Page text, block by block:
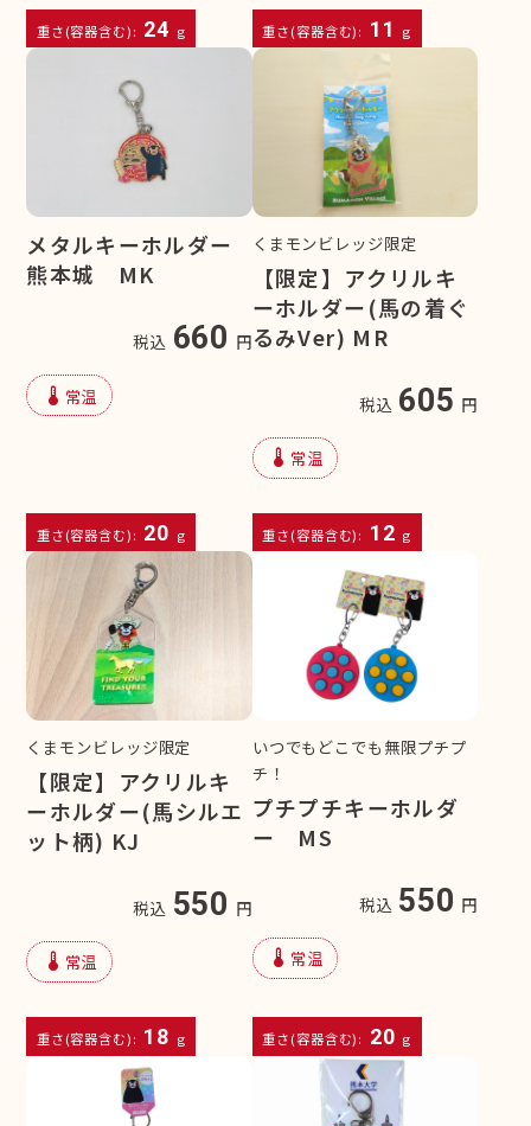
重さ(容器含む): 24 g 重さ(容器含む): 11 g
メタルキーホルダー
熊本城 MK
税込 660 円
device_thermostat 常温
重さ(容器含む): 20 g
くまモンビレッジ限定
【限定】アクリルキ
ーホルダー(馬の着ぐ
るみVer) MR
税込 605 円
device_thermostat 常温
重さ(容器含む): 12 g
くまモンビレッジ限定
【限定】アクリルキ
ーホルダー(馬シルエ
ット柄) KJ
税込 550 円
device_thermostat 常温
重さ(容器含む): 18 g
いつでもどこでも無限プチプ
チ！
プチプチキーホルダ
ー MS
税込 550 円
device_thermostat 常温
重さ(容器含む): 20 g